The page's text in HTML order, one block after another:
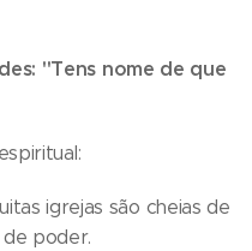
"Tens nome de que
igrejas são cheias de
de poder.